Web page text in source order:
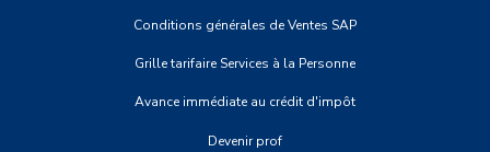
Conditions générales de Ventes SAP
Grille tarifaire Services à la Personne
Avance immédiate au crédit d'impôt
Devenir prof